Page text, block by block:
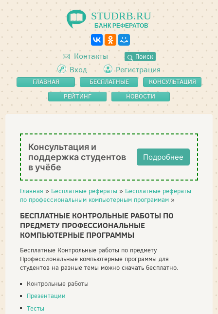
STUDRB.RU
БАНК РЕФЕРАТОВ
Контакты Поиск
Вход Регистрация
ГЛАВНАЯ
БЕСПЛАТНЫЕ
РЕФЕРАТЫ
КОНСУЛЬТАЦИЯ
РЕЙТИНГ
НОВОСТИ
Консультация и
поддержка студентов
в учёбе
Подробнее
Главная » Бесплатные рефераты » Бесплатные рефераты
по профессиональным компьютерным программам »
БЕСПЛАТНЫЕ КОНТРОЛЬНЫЕ РАБОТЫ ПО
ПРЕДМЕТУ ПРОФЕССИОНАЛЬНЫЕ
КОМПЬЮТЕРНЫЕ ПРОГРАММЫ
Бесплатные Контрольные работы по предмету
Профессиональные компьютерные программы для
студентов на разные темы можно скачать бесплатно.
Контрольные работы
Презентации
Тесты